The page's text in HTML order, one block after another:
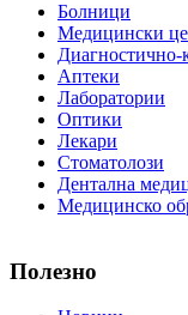
Болници
Медицински
Аптеки
Лаборатории
Оптики
Лекари
Стоматолози
Дентална
Медицинско
Полезно